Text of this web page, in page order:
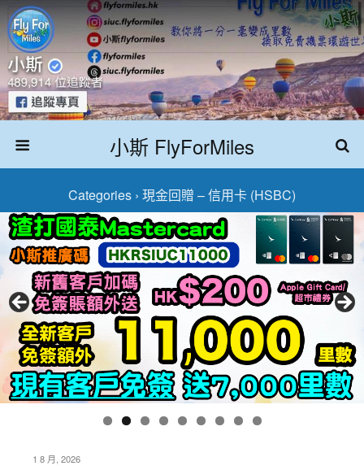
小斯 FlyForMiles
Categories › 現金回贈 – 信用卡 (HSBC)
1 8 月, 2026